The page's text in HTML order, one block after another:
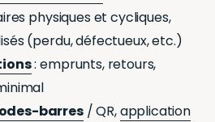
physiques et cycliques,
(perdu, défectueux, etc.)
: emprunts, retours,
barres/ QR,application